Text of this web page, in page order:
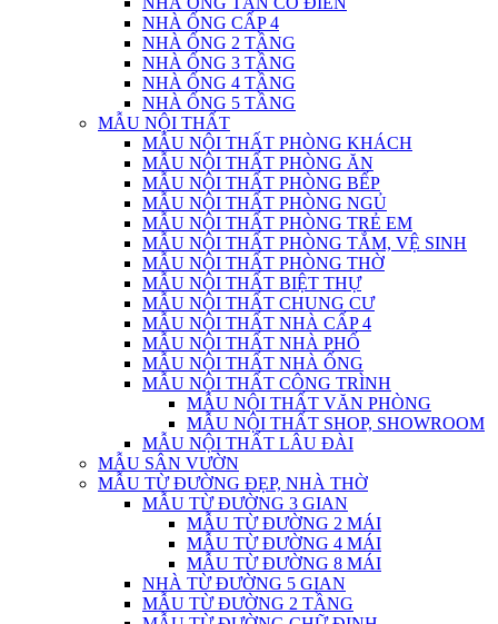
NHÀ ỐNG CẤP 4
NHÀ ỐNG 2 TẦNG
NHÀ ỐNG 3 TẦNG
NHÀ ỐNG 4 TẦNG
NHÀ ỐNG 5 TẦNG
MẪU NỘI THẤT
MẪU NỘI THẤT PHÒNG KHÁCH
MẪU NỘI THẤT PHÒNG ĂN
MẪU NỘI THẤT PHÒNG BẾP
MẪU NỘI THẤT PHÒNG NGỦ
MẪU NỘI THẤT PHÒNG TRẺ EM
MẪU NỘI THẤT PHÒNG TẮM, VỆ SINH
MẪU NỘI THẤT PHÒNG THỜ
MẪU NỘI THẤT BIỆT THỰ
MẪU NỘI THẤT CHUNG CƯ
MẪU NỘI THẤT NHÀ CẤP 4
MẪU NỘI THẤT NHÀ PHỐ
MẪU NỘI THẤT NHÀ ỐNG
MẪU NỘI THẤT CÔNG TRÌNH
MẪU NỘI THẤT VĂN PHÒNG
MẪU NỘI THẤT SHOP, SHOWROOM
MẪU NỘI THẤT LÂU ĐÀI
MẪU SÂN VƯỜN
MẪU TỪ ĐƯỜNG ĐẸP, NHÀ THỜ
MẪU TỪ ĐƯỜNG 3 GIAN
MẪU TỪ ĐƯỜNG 2 MÁI
MẪU TỪ ĐƯỜNG 4 MÁI
MẪU TỪ ĐƯỜNG 8 MÁI
NHÀ TỪ ĐƯỜNG 5 GIAN
MẪU TỪ ĐƯỜNG 2 TẦNG